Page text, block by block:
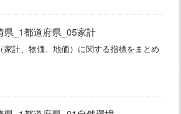
県_1都道府県_05家計
家計、物価、地価）に関する指標をまとめ